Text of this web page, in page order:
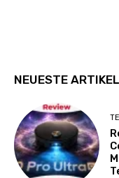
NEUESTE ARTIKEL